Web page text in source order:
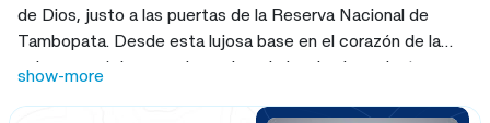
de Dios, justo a las puertas de la Reserva Nacional de
Tambopata. Desde esta lujosa base en el corazón de la
selva amazónica, puede explorar la jungla circundante y
mayor biodiversidad de la Tierra.
show-more